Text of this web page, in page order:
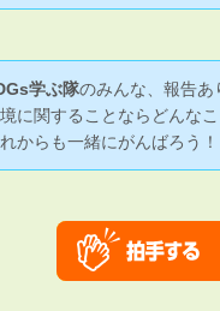
学ぶ隊のみんな、報告あ
に関することならどんな
からも一緒にがんばろう